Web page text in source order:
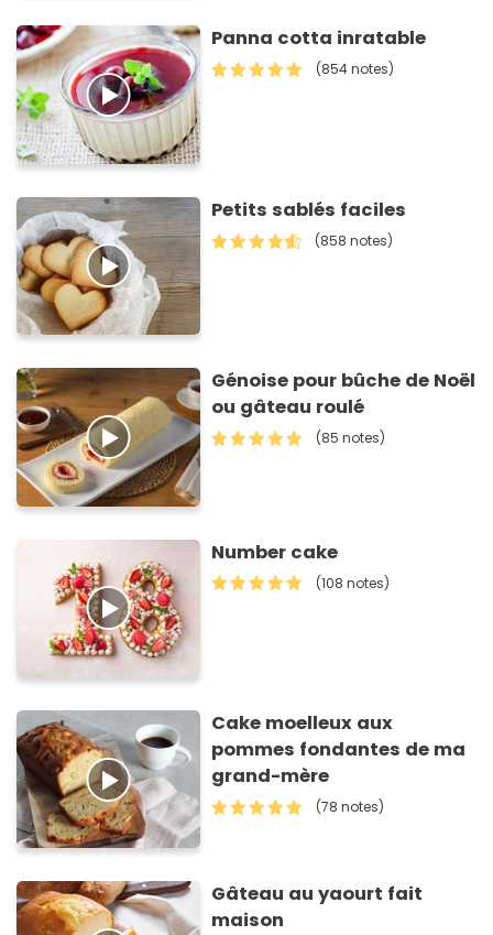
Panna cotta inratable
(854 notes)
Petits sablés faciles
(858 notes)
Génoise pour bûche de Noël
ou gâteau roulé
(85 notes)
Number cake
(108 notes)
Cake moelleux aux
pommes fondantes de ma
grand-mère
(78 notes)
Gâteau au yaourt fait
maison